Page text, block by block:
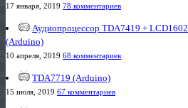
17 января, 2019 78 комментариев
Аудиопроцессор TDA7419 + LCD1602
(Arduino)
10 апреля, 2019 68 комментариев
TDA7719 (Arduino)
15 июля, 2019 67 комментариев